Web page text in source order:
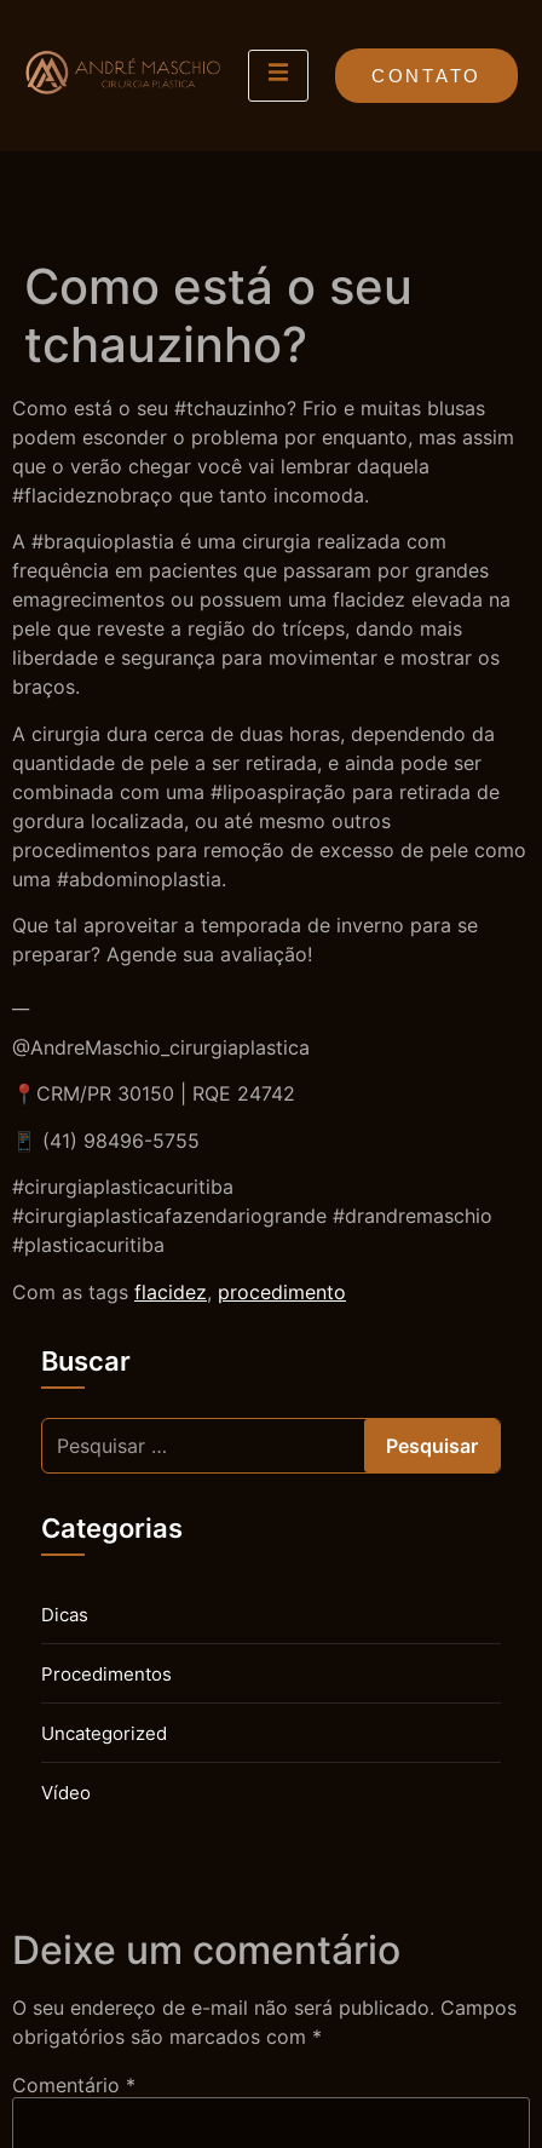
CONTATO
Como está o seu
tchauzinho?
Como está o seu #tchauzinho? Frio e muitas blusas
podem esconder o problema por enquanto, mas assim
que o verão chegar você vai lembrar daquela
#flacideznobraço que tanto incomoda.
A #braquioplastia é uma cirurgia realizada com
frequência em pacientes que passaram por grandes
emagrecimentos ou possuem uma flacidez elevada na
pele que reveste a região do tríceps, dando mais
liberdade e segurança para movimentar e mostrar os
braços.
A cirurgia dura cerca de duas horas, dependendo da
quantidade de pele a ser retirada, e ainda pode ser
combinada com uma #lipoaspiração para retirada de
gordura localizada, ou até mesmo outros
procedimentos para remoção de excesso de pele como
uma #abdominoplastia.
Que tal aproveitar a temporada de inverno para se
preparar? Agende sua avaliação!
@AndreMaschio_cirurgiaplastica
📍CRM/PR 30150 | RQE 24742
📱 (41) 98496-5755
#cirurgiaplasticacuritiba
#cirurgiaplasticafazendariogrande #drandremaschio
#plasticacuritiba
Com as tags flacidez, procedimento
Buscar
Categorias
Dicas
Procedimentos
Uncategorized
Vídeo
Deixe um comentário
O seu endereço de e-mail não será publicado. Campos
obrigatórios são marcados com *
Comentário *